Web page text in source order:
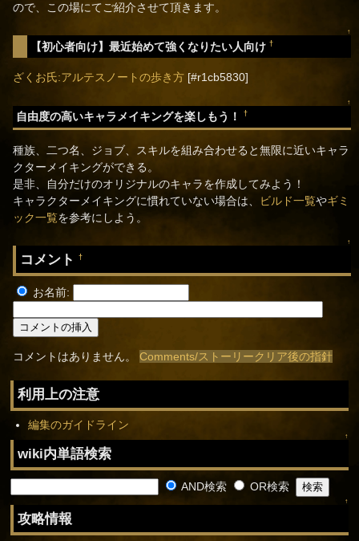
ので、この場にてご紹介させて頂きます。
↑
【初心者向け】最近始めて強くなりたい人向け†
ざくお氏:アルテスノートの歩き方 [#r1cb5830]
↑
自由度の高いキャラメイキングを楽しもう！†
種族、二つ名、ジョブ、スキルを組み合わせると無限に近いキャラ
クターメイキングができる。
是非、自分だけのオリジナルのキャラを作成してみよう！
キャラクターメイキングに慣れていない場合は、
ビルド一覧やギミ
ック一覧を参考にしよう。
↑
コメント†
お名前:
コメントはありません。Comments/ストーリークリア後の指針
利用上の注意
編集のガイドライン
↑
wiki内単語検索
AND検索 OR検索
↑
攻略情報